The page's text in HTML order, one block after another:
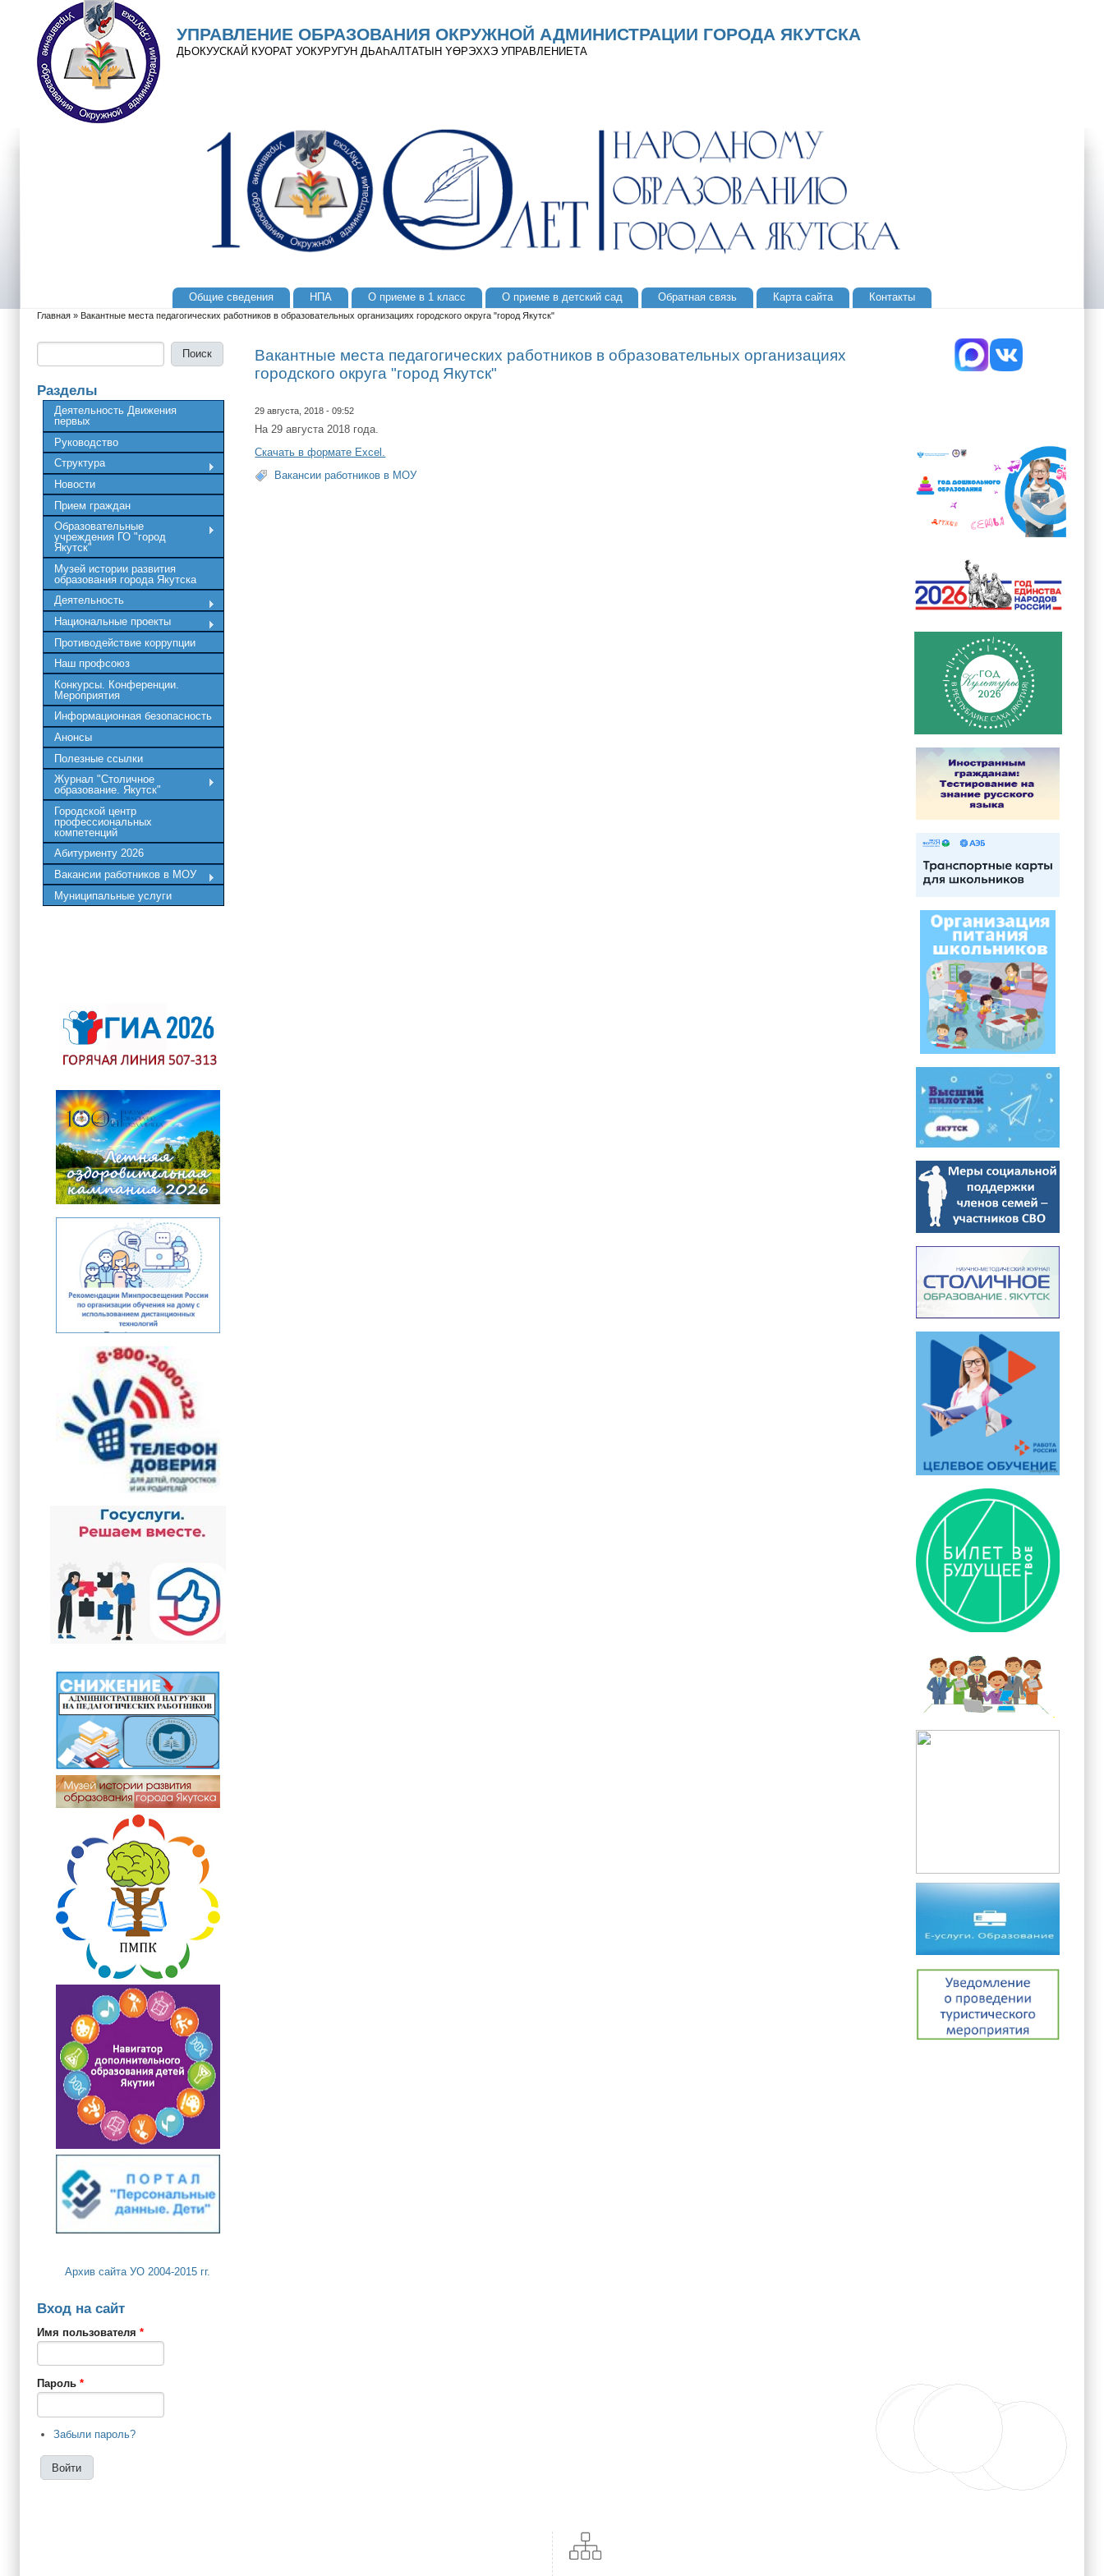
Перейти к основному содержанию
Skip to search
УПРАВЛЕНИЕ ОБРАЗОВАНИЯ ОКРУЖНОЙ АДМИНИСТРАЦИИ ГОРОДА ЯКУТСКА
ДЬОКУУСКАЙ КУОРАТ УОКУРУГУН ДЬАҺАЛТАТЫН YӨРЭХХЭ УПРАВЛЕНИЕТА
Общие сведения НПА О приеме в 1 класс О приеме в детский сад Обратная связь Карта сайта Контакты
Вы здесь
Главная » Вакантные места педагогических работников в образовательных организациях городского округа "город Якутск"
Разделы
Деятельность Движения
первых
Руководство
Структура
Новости
Прием граждан
Образовательные
учреждения ГО "город
Якутск"
Музей истории развития
образования города Якутска
Деятельность
Национальные проекты
Противодействие коррупции
Наш профсоюз
Конкурсы. Конференции.
Мероприятия
Информационная безопасность
Анонсы
Полезные ссылки
Журнал "Столичное
образование. Якутск"
Городской центр
профессиональных
компетенций
Абитуриенту 2026
Вакансии работников в МОУ
Муниципальные услуги
Архив сайта УО 2004-2015 гг.
Вход на сайт
Имя пользователя *
Пароль *
Забыли пароль?
Вакантные места педагогических работников в образовательных организациях
городского округа "город Якутск"
29 августа, 2018 - 09:52
На 29 августа 2018 года.
Скачать в формате Excel.
Вакансии работников в МОУ